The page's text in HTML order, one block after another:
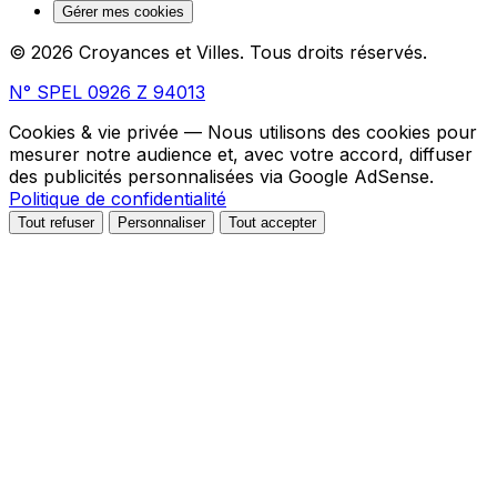
Gérer mes cookies
© 2026 Croyances et Villes. Tous droits réservés.
N° SPEL 0926 Z 94013
Cookies & vie privée — Nous utilisons des cookies pour
mesurer notre audience et, avec votre accord, diffuser
des publicités personnalisées via Google AdSense.
Politique de confidentialité
Tout refuser Personnaliser Tout accepter